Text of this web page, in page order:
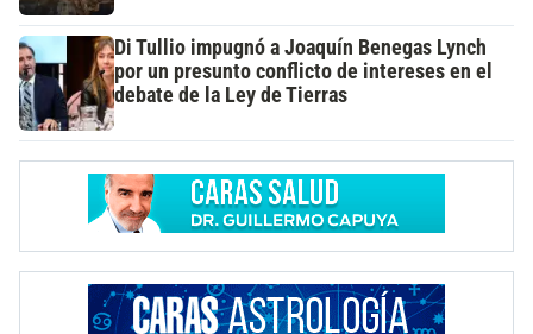
Di Tullio impugnó a Joaquín Benegas Lynch
por un presunto conflicto de intereses en el
debate de la Ley de Tierras